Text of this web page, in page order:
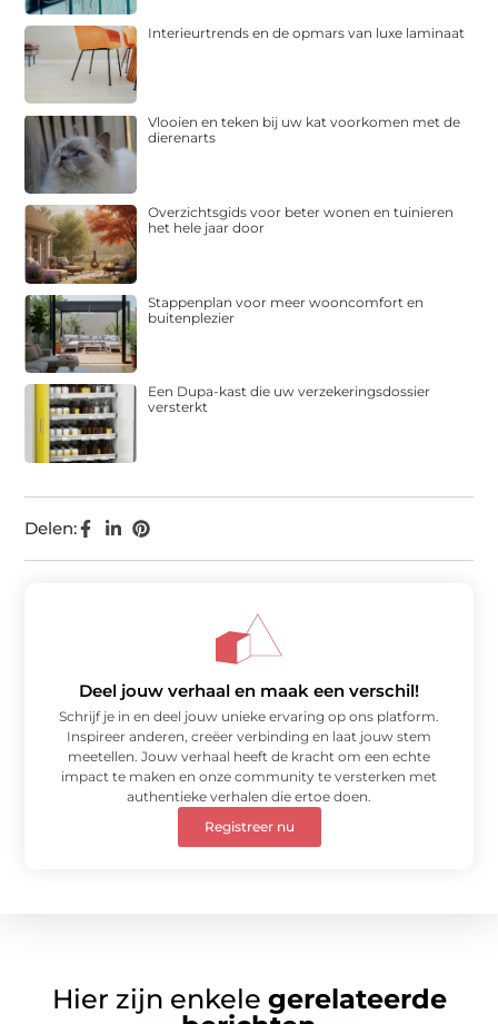
Delen:
Interieurtrends en de opmars van luxe laminaat
Vlooien en teken bij uw kat voorkomen met de
dierenarts
Overzichtsgids voor beter wonen en tuinieren
het hele jaar door
Stappenplan voor meer wooncomfort en
buitenplezier
Een Dupa-kast die uw verzekeringsdossier
versterkt
Deel jouw verhaal en maak een verschil!
Schrijf je in en deel jouw unieke ervaring op ons platform.
Inspireer anderen, creëer verbinding en laat jouw stem
meetellen. Jouw verhaal heeft de kracht om een echte
impact te maken en onze community te versterken met
authentieke verhalen die ertoe doen.
Registreer nu
Hier zijn enkele gerelateerde